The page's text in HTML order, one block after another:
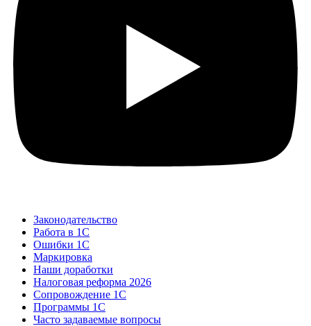
Законодательство
Работа в 1С
Ошибки 1С
Маркировка
Наши доработки
Налоговая реформа 2026
Сопровождение 1С
Программы 1С
Часто задаваемые вопросы